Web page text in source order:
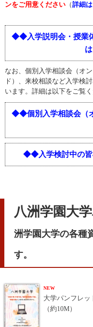
ンをご用意ください （詳細
◆◆入学説明会・授業
なお、個別入学相談会（オ
ド）、来校相談など入学検
います。詳細は以下をご覧く
◆◆個別入学相談会（
◆◆入学検討中の
八洲学園大
洲学園大学の各種
す。
NEW
大学パンフレッ
（約10M）